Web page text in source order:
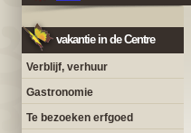
vakantie in de Centre
Verblijf, verhuur
Gastronomie
Te bezoeken erfgoed